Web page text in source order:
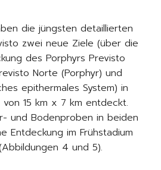
die jüngsten detaillierten
zwei neue Ziele (über die
des Porphyrs Previsto
Norte (Porphyr) und
epithermales System) in
15 km x 7 km entdeckt.
und Bodenproben in beiden
Entdeckung im Frühstadium
4 und 5).